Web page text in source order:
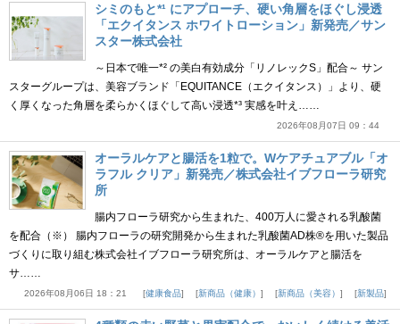
シミのもと*¹ にアプローチ、硬い角層をほぐし浸透
「エクイタンス ホワイトローション」新発売／サン
スター株式会社
～日本で唯一*² の美白有効成分「リノレックS」配合～ サン
スターグループは、美容ブランド「EQUITANCE（エクイタンス）」より、硬
く厚くなった角層を柔らかくほぐして高い浸透*³ 実感を叶え……
2026年08月07日 09：44
オーラルケアと腸活を1粒で。Wケアチュアブル「オ
ラフル クリア」新発売／株式会社イブフローラ研究
所
腸内フローラ研究から生まれた、400万人に愛される乳酸菌
を配合（※） 腸内フローラの研究開発から生まれた乳酸菌AD株®を用いた製品
づくりに取り組む株式会社イブフローラ研究所は、オーラルケアと腸活を
サ……
2026年08月06日 18：21 健康食品 新商品（健康） 新商品（美容） 新製品